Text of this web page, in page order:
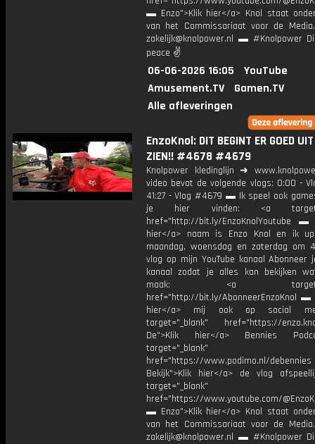
▬ Enzo">Klik hier</a> Knol staat
van het Commissariaat voor de
zakelijk@knolpower.nl ▬ #Knolpower
peace ✌
06-06-2026 16:05
YouTube
Amusement.TV
Gamen.TV
Alle afleveringen
EnzoKnol: DIT BEGINT ER GOED
ZIEN!! #4678 #4679
Knolpower kledinglijn ➜
video bevat de volgende vlogs: 0:00 -
41:27 - Vlog #4679 ▬ Ik speel ook
je hier vinden: <a
href="http://bit.ly/EnzoKnolYoutube ▬
hier</a> naam is Enzo Knol en ik
maandag, woensdag en zaterdag om
vlog op mijn YouTube kanaal Abonneer
kanaal zodat je alles kan bekijken
maak: <a
href="http://bit.ly/AbonneerEnzoKnol ▬
hier</a> mij ook op social
target="_blank" href="https://
De">Klik hier</a> Bennies
target="_blank"
href="https://www.podimo.nl/debennies
Bekijk">Klik hier</a> de vlog
target="_blank"
href="https://www.youtube.com/
▬ Enzo">Klik hier</a> Knol staat
van het Commissariaat voor de
zakelijk@knolpower.nl ▬ #Knolpower